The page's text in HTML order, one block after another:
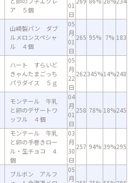
ア ５個
01
日
山崎製パン ダブ
ルメロンスペシャ
ル ４個
05
月
01
日
265 95% 7% 183
ハート すらいど
きゃんたまごっち
パラダイス ５ｇ
05
月
22
日
262345%14%248
モンテール 牛乳
と卵のデザートワ
ッフル ４個
04
月
01
日
258 78% 18%245
モンテール 牛乳
と卵の手巻きロー
ル・生チョコ ４
個
03
月
30
日
257 94% 39%295
ブルボン アルフ
05
月